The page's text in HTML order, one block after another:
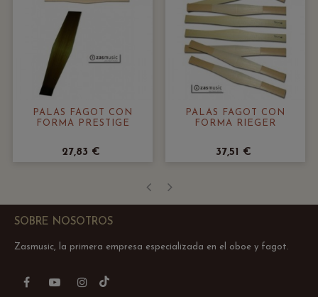
PALAS FAGOT CON
FORMA PRESTIGE
27,83 €
PALAS FAGOT CON
FORMA RIEGER
37,51 €
SOBRE NOSOTROS
Zasmusic, la primera empresa especializada en el oboe y fagot.
FacebookYouTubeInstagram